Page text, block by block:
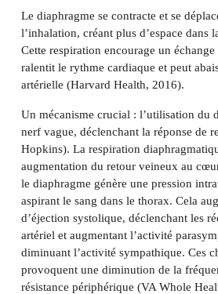
Le diaphragme se contracte et se
l’inhalation, créant plus d’espace dans
Cette respiration encourage un
ralentit le rythme cardiaque et peut
artérielle (Harvard Health, 2016).
Un mécanisme crucial : l’utilisation du
nerf vague, déclenchant la réponse de
Hopkins). La respiration
augmentation du retour veineux au
le diaphragme génère une pression
aspirant le sang dans le thorax. Cela
d’éjection systolique, déclenchant les
artériel et augmentant l’activité
diminuant l’activité sympathique. Ces
provoquent une diminution de la
résistance périphérique (VA Whole